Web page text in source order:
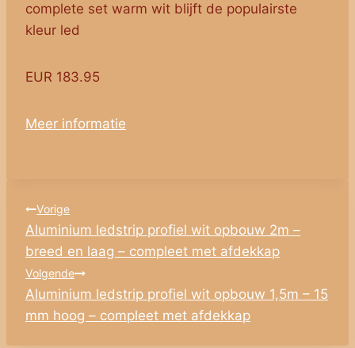
complete set warm wit blijft de populairste
kleur led
EUR 183.95
Meer informatie
Bericht
navigatie
Vorige
Aluminium ledstrip profiel wit opbouw 2m –
breed en laag – compleet met afdekkap
Volgende
Aluminium ledstrip profiel wit opbouw 1,5m – 15
mm hoog – compleet met afdekkap